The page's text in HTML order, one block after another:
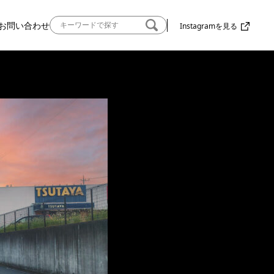
問い合わせ Instagramを見る